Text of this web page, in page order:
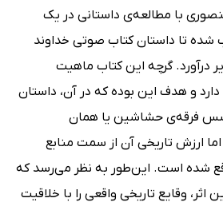
با مطالعه‌ی داستانی در یک
شده تا داستان کتاب صوتی خداوند
درآورد. گرچه این کتاب ماهیت
دارد و هدف این بوده که در آن، داستان
فرقه‌ی حشاشین یا همان
ارزش تاریخی آن از سمت منابع
شده است. این‌طور به نظر می‌رسد که
اثر، وقایع تاریخی واقعی را با خلاقیت